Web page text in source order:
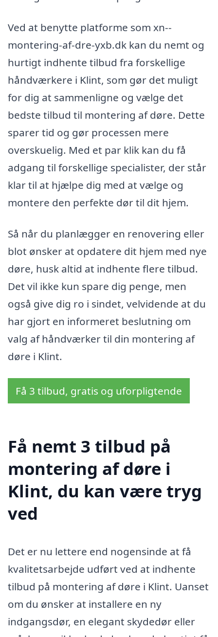
Ved at benytte platforme som xn--
montering-af-dre-yxb.dk kan du nemt og
hurtigt indhente tilbud fra forskellige
håndværkere i Klint, som gør det muligt
for dig at sammenligne og vælge det
bedste tilbud til montering af døre. Dette
sparer tid og gør processen mere
overskuelig. Med et par klik kan du få
adgang til forskellige specialister, der står
klar til at hjælpe dig med at vælge og
montere den perfekte dør til dit hjem.
Så når du planlægger en renovering eller
blot ønsker at opdatere dit hjem med nye
døre, husk altid at indhente flere tilbud.
Det vil ikke kun spare dig penge, men
også give dig ro i sindet, velvidende at du
har gjort en informeret beslutning om
valg af håndværker til din montering af
døre i Klint.
Få 3 tilbud, gratis og uforpligtende
Få nemt 3 tilbud på
montering af døre i
Klint, du kan være tryg
ved
Det er nu lettere end nogensinde at få
kvalitetsarbejde udført ved at indhente
tilbud på montering af døre i Klint. Uanset
om du ønsker at installere en ny
indgangsdør, en elegant skydedør eller